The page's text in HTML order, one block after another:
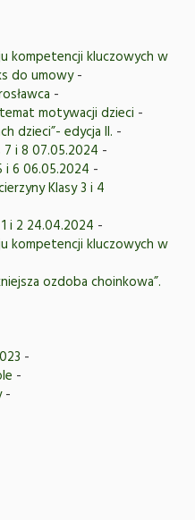
kompetencji kluczowych w
do umowy-
-
motywacji dzieci -
dzieci”- edycja II. -
i 8 07.05.2024 -
i 6 06.05.2024 -
Klasy 3 i 4
i 2 24.04.2024 -
kompetencji kluczowych w
ozdoba choinkowa”.
-
-
-